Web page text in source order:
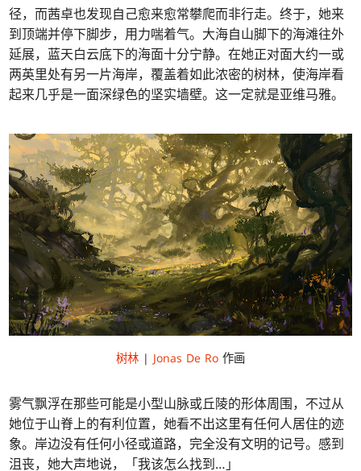
径，而茜卓也发现自己愈来愈常攀爬而非行走。终于，她来
到顶端并停下脚步，用力喘着气。大海自山脚下的海滩往外
延展，蓝天白云底下的海面十分宁静。在她正对面大约一或
两英里处有另一片海岸，覆盖着如此浓密的树林，使海岸看
起来几乎是一面深绿色的坚实墙壁。这一定就是亚维马雅。
树林 | Jonas De Ro 作画
雾气飘浮在那些可能是小型山脉或丘陵的形体周围，不过从
她位于山脊上的有利位置，她看不出这里有任何人居住的迹
象。岸边没有任何小径或道路，完全没有文明的记号。感到
沮丧，她大声地说，「我该怎么找到…」